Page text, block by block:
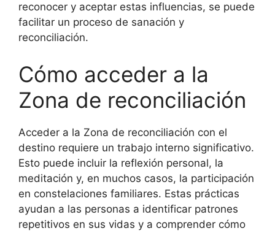
reconocer y aceptar estas influencias, se puede
facilitar un proceso de sanación y
reconciliación.
Cómo acceder a la
Zona de reconciliación
Acceder a la Zona de reconciliación con el
destino requiere un trabajo interno significativo.
Esto puede incluir la reflexión personal, la
meditación y, en muchos casos, la participación
en constelaciones familiares. Estas prácticas
ayudan a las personas a identificar patrones
repetitivos en sus vidas y a comprender cómo